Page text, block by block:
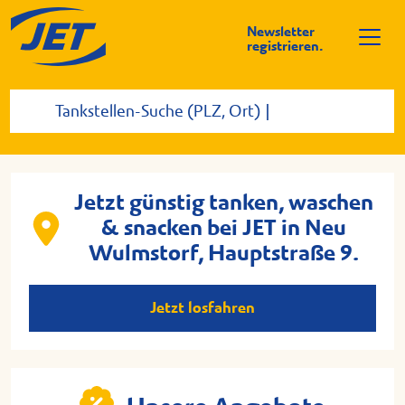
Newsletter
registrieren.
Jetzt günstig tanken, waschen
& snacken bei JET in Neu
Wulmstorf, Hauptstraße 9.
Jetzt losfahren